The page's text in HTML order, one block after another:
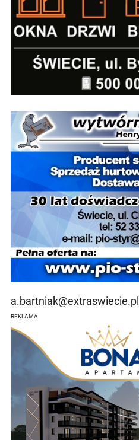
a.bartniak@extraswiecie.pl
REKLAMA